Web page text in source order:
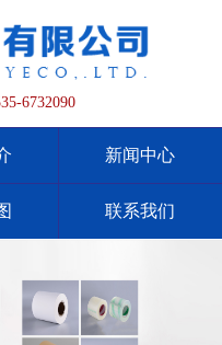
6732090
新闻中心
联系我们